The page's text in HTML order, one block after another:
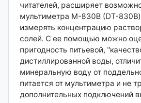
читателей, расширяет
мультиметра М-830В (DT-
измерять концентрацию
солей. С ее помощью можно
пригодность питьевой,
дистиллированной воды,
минеральную воду от
питается от мультиметра и не
дополнительных подключений